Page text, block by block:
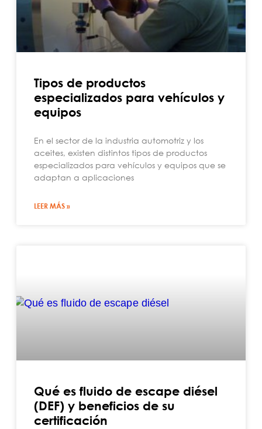
Tipos de productos
especializados para vehículos y
equipos
En el sector de la industria automotriz y los
aceites, existen distintos tipos de productos
especializados para vehículos y equipos que se
adaptan a aplicaciones
LEER MÁS »
Qué es fluido de escape diésel
(DEF) y beneficios de su
certificación